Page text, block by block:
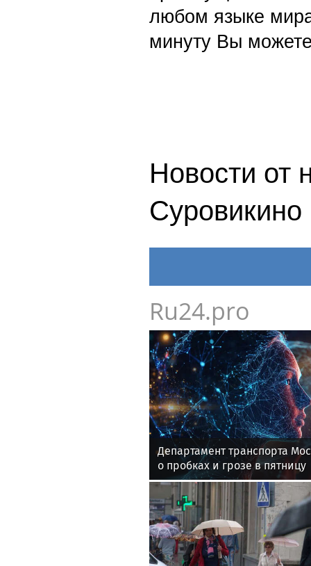
любом языке
минуту Вы
Новости от
Суровикино
Ru24.pro
Департамент транспорта
о пробках и грозе в пятницу